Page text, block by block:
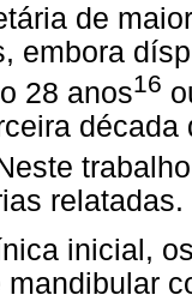
de
embora
28 anos16
relatadas.
inicial,
mandibular